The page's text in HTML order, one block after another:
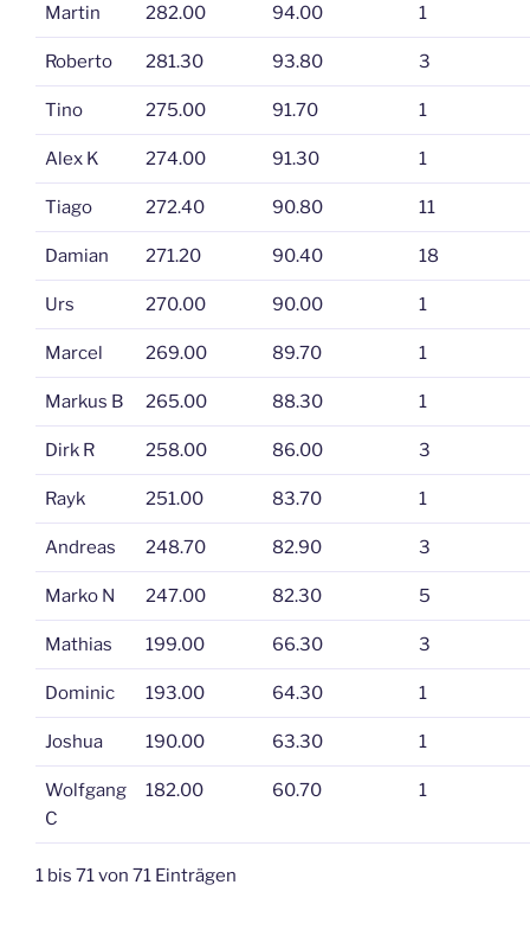
Martin 282.00 94.00 1
Roberto 281.30 93.80 3
Tino 275.00 91.70 1
Alex K 274.00 91.30 1
Tiago 272.40 90.80 11
Damian 271.20 90.40 18
Urs 270.00 90.00 1
Marcel 269.00 89.70 1
Markus B 265.00 88.30 1
Dirk R 258.00 86.00 3
Rayk 251.00 83.70 1
Andreas 248.70 82.90 3
Marko N 247.00 82.30 5
Mathias 199.00 66.30 3
Dominic 193.00 64.30 1
Joshua 190.00 63.30 1
Wolfgang
C
182.00 60.70 1
1 bis 71 von 71 Einträgen